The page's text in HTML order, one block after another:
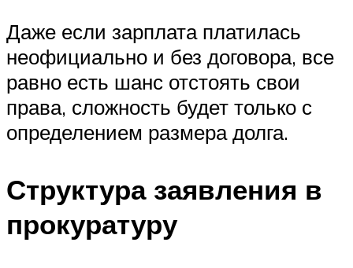
Даже если зарплата платилась
неофициально и без договора, все
равно есть шанс отстоять свои
права, сложность будет только с
определением размера долга.
Структура заявления в
прокуратуру